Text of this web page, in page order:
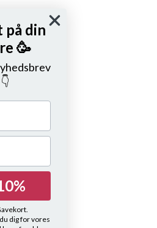
på din
🥳
dig for vores